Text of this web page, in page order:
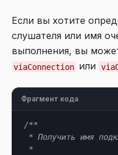
Если вы хотите
слушателя или имя
выполнения, вы
viaConnection или
Фрагмент кода
/**
* Получить имя
*